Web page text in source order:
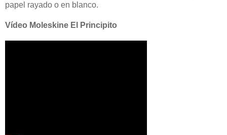
papel rayado o en blanco.
Vídeo Moleskine El Principito